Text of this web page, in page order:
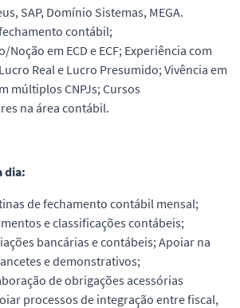
SAP, Domínio Sistemas, MEGA.
contábil;
em ECD e ECF; Experiência com
Real e Lucro Presumido; Vivência em
múltiplos CNPJs; Cursos
na área contábil.
dia:
de fechamento contábil mensal;
e classificações contábeis;
bancárias e contábeis; Apoiar na
e demonstrativos;
de obrigações acessórias
processos de integração entre fiscal,